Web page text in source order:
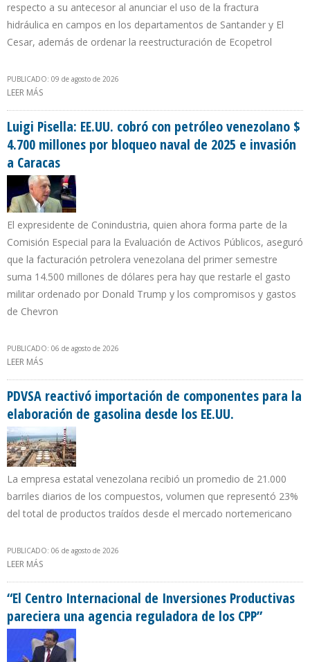
respecto a su antecesor al anunciar el uso de la fractura
hidráulica en campos en los departamentos de Santander y El
Cesar, además de ordenar la reestructuración de Ecopetrol
PUBLICADO: 09 de agosto de 2026
LEER MÁS
Luigi Pisella: EE.UU. cobró con petróleo venezolano $
4.700 millones por bloqueo naval de 2025 e invasión
a Caracas
El expresidente de Conindustria, quien ahora forma parte de la
Comisión Especial para la Evaluación de Activos Públicos, aseguró
que la facturación petrolera venezolana del primer semestre
suma 14.500 millones de dólares pera hay que restarle el gasto
militar ordenado por Donald Trump y los compromisos y gastos
de Chevron
PUBLICADO: 06 de agosto de 2026
LEER MÁS
INVASIÓN A CARACAS
PDVSA reactivó importación de componentes para la
elaboración de gasolina desde los EE.UU.
La empresa estatal venezolana recibió un promedio de 21.000
barriles diarios de los compuestos, volumen que representó 23%
del total de productos traídos desde el mercado nortemericano
PUBLICADO: 06 de agosto de 2026
LEER MÁS
“El Centro Internacional de Inversiones Productivas
pareciera una agencia reguladora de los CPP”